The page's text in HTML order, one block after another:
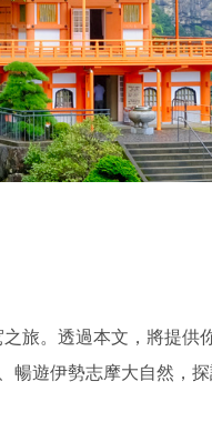
旅。透過本文，將提供
暢遊伊勢志摩大自然，